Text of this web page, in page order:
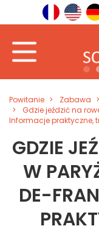
Powitanie Zabawa
Gdzie jeździć na
Informacje praktyczne,
GDZIE
W
DE-